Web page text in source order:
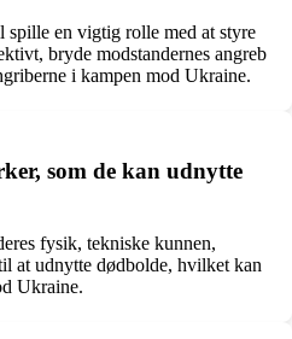
spille en vigtig rolle med at styre
bryde modstandernes angreb
i kampen mod Ukraine.
som de kan udnytte
fysik, tekniske kunnen,
at udnytte dødbolde, hvilket kan
Ukraine.